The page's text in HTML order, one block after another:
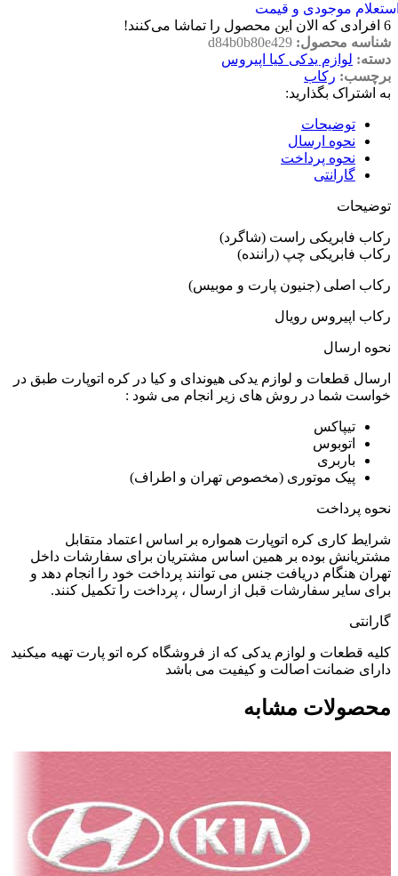
موجودی و قیمت
6 افرادی که الان این محصول را تماشا می‌کنند!
شناسه محصول: d84b0b80e429
دسته: لوازم یدکی کیا اپیروس
برچسب: رکاب
به اشتراک بگذارید:
توضیحات
نحوه ارسال
نحوه پرداخت
گارانتی
توضیحات
رکاب فابریکی راست (شاگرد)
رکاب فابریکی چپ (راننده)
رکاب اصلی (جنیون پارت و موبیس)
رکاب اپیروس رویال
نحوه ارسال
ارسال قطعات و لوازم یدکی هیوندای و کیا در کره اتوپارت طبق در
خواست شما در روش های زیر انجام می شود :
تیپاکس
اتوبوس
باربری
پیک موتوری (مخصوص تهران و اطراف)
نحوه پرداخت
شرایط کاری کره اتوپارت همواره بر اساس اعتماد متقابل
مشتریانش بوده بر همین اساس مشتریان برای سفارشات داخل
تهران هنگام دریافت جنس می توانند پرداخت خود را انجام دهد و
برای سایر سفارشات قبل از ارسال ، پرداخت را تکمیل کنند.
گارانتی
کلیه قطعات و لوازم یدکی که از فروشگاه کره اتو پارت تهیه میکنید
دارای ضمانت اصالت و کیفیت می باشد
محصولات مشابه